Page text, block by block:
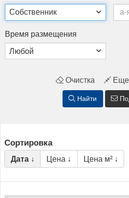
Вре­мя раз­ме­щения
Очистка
Найти
Сортировка
Дата ↓ Цена ↓ Цена м² ↓